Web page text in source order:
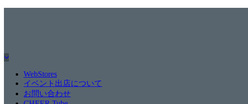
WebStores
イベント出店について
お問い合わせ